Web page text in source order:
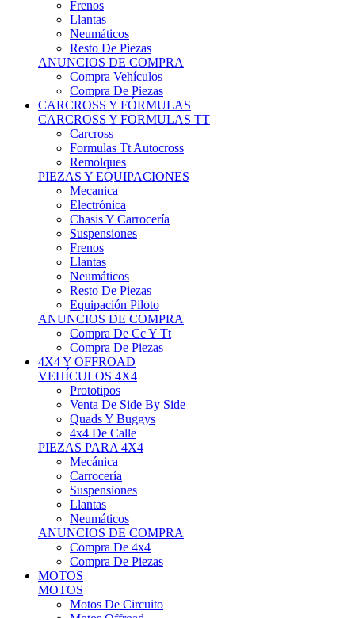
Frenos
Llantas
Neumáticos
Resto De Piezas
ANUNCIOS DE COMPRA
Compra Vehículos
Compra De Piezas
CARCROSS Y FÓRMULAS
CARCROSS Y FORMULAS TT
Carcross
Formulas Tt Autocross
Remolques
PIEZAS Y EQUIPACIONES
Mecanica
Electrónica
Chasis Y Carrocería
Suspensiones
Frenos
Llantas
Neumáticos
Resto De Piezas
Equipación Piloto
ANUNCIOS DE COMPRA
Compra De Cc Y Tt
Compra De Piezas
4X4 Y OFFROAD
VEHÍCULOS 4X4
Prototipos
Venta De Side By Side
Quads Y Buggys
4x4 De Calle
PIEZAS PARA 4X4
Mecánica
Carrocería
Suspensiones
Llantas
Neumáticos
ANUNCIOS DE COMPRA
Compra De 4x4
Compra De Piezas
MOTOS
MOTOS
Motos De Circuito